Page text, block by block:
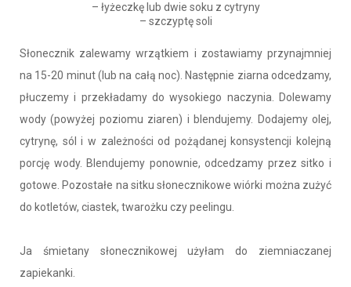
– łyżeczkę lub dwie soku z cytryny
– szczyptę soli
Słonecznik zalewamy wrzątkiem i zostawiamy przynajmniej
na 15-20 minut (lub na całą noc). Następnie ziarna odcedzamy,
płuczemy i przekładamy do wysokiego naczynia. Dolewamy
wody (powyżej poziomu ziaren) i blendujemy. Dodajemy olej,
cytrynę, sól i w zależności od pożądanej konsystencji kolejną
porcję wody. Blendujemy ponownie, odcedzamy przez sitko i
gotowe. Pozostałe na sitku słonecznikowe wiórki można zużyć
do kotletów, ciastek, twarożku czypeelingu
Ja śmietany słonecznikowej użyłam do ziemniaczanej
zapiekanki.